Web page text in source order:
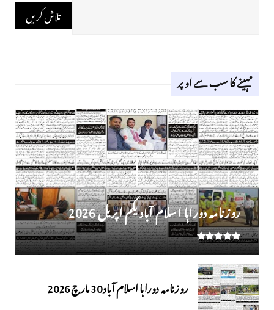
مہینے کا سب سے اوپر
روز نامہ دوراہا اسلام آباد یکم اپریل 2026
روزنامہ دوراہا اسلام آباد 30 مارچ 2026